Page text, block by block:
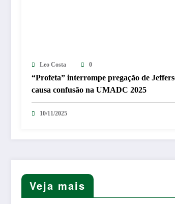
Leo Costa 0
“Profeta” interrompe pregação de
causa confusão na UMADC 2025
10/11/2025
Veja mais